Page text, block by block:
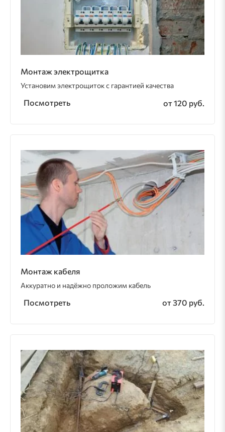
Монтаж электрощитка
Установим электрощиток с гарантией качества
Посмотреть от 120 руб.
Монтаж кабеля
Аккуратно и надёжно проложим кабель
Посмотреть от 370 руб.